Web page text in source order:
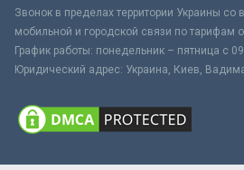
Звонок в пределах территории Украины со
мобильной и городской связи по тарифам
График работы: понедельник – пятница с
Юридический адрес: Украина, Киев,